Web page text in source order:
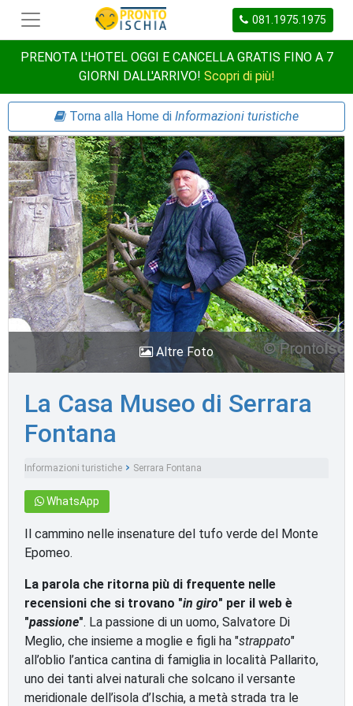
081.1975.1975
PRENOTA L'HOTEL OGGI E CANCELLA GRATIS FINO A 7
GIORNI DALL'ARRIVO! Scopri di più!
Torna alla Home di Informazioni turistiche
Altre Foto
La Casa Museo di Serrara
Fontana
Informazioni turistiche
Serrara Fontana
WhatsApp
Il cammino nelle insenature del tufo verde del Monte
Epomeo.
La parola che ritorna più di frequente nelle
recensioni che si trovano "in giro" per il web è
"passione". La passione di un uomo, Salvatore Di
Meglio, che insieme a moglie e figli ha "strappato"
all’oblio l’antica cantina di famiglia in località Pallarito,
uno dei tanti alvei naturali che solcano il versante
meridionale dell’isola d’Ischia, a metà strada tra le